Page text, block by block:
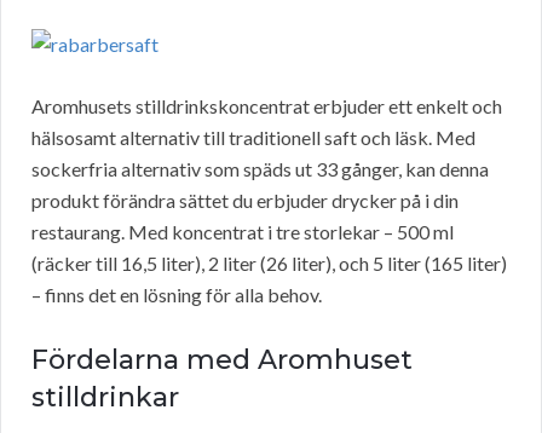
Aromhusets stilldrinkskoncentrat erbjuder ett enkelt och
hälsosamt alternativ till traditionell saft och läsk. Med
sockerfria alternativ som späds ut 33 gånger, kan denna
produkt förändra sättet du erbjuder drycker på i din
restaurang. Med koncentrat i tre storlekar – 500 ml
(räcker till 16,5 liter), 2 liter (26 liter), och 5 liter (165 liter)
– finns det en lösning för alla behov.
Fördelarna med Aromhuset
stilldrinkar